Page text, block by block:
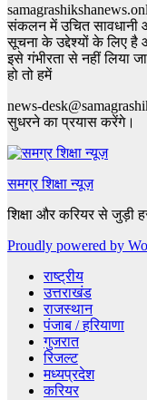
संकलन में उचित सावधानी
सूचना के उद्देश्यों के लिए है
इसे गंभीरता से नहीं लिया
हो तो हमें
news-
सुधरने का प्रयास करेंगे।
समग्र शिक्षा न्यूज़
शिक्षा और करियर से जुड़ी
Proudly powered by
राष्ट्रीय
उत्तराखंड
राजस्थान
पंजाब / हरियाणा
गुजरात
रिजल्ट
मध्यप्रदेश
करियर